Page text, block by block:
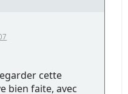
cette
bien faite, avec